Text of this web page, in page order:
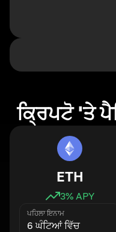
ਕ੍ਰਿਪਟੋ 'ਤੇ
ETH
3% APY
ਪਹਿਲਾ ਇਨਾਮ
6 ਘੰਟਿਆਂ ਵਿੱਚ